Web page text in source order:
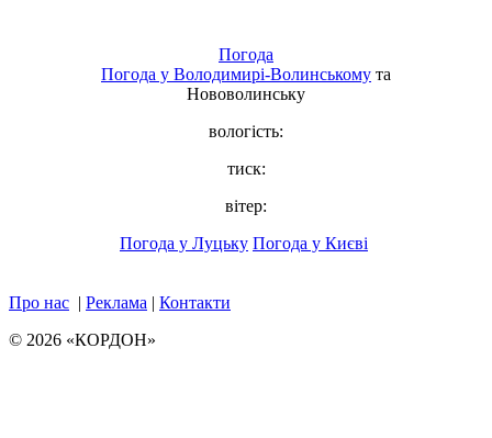
Погода
Погода у Володимирі-Волинському та
Нововолинську
вологість:
тиск:
вітер:
Погода у Луцьку Погода у Києві
Про нас | Реклама | Контакти
© 2026 «КОРДОН»